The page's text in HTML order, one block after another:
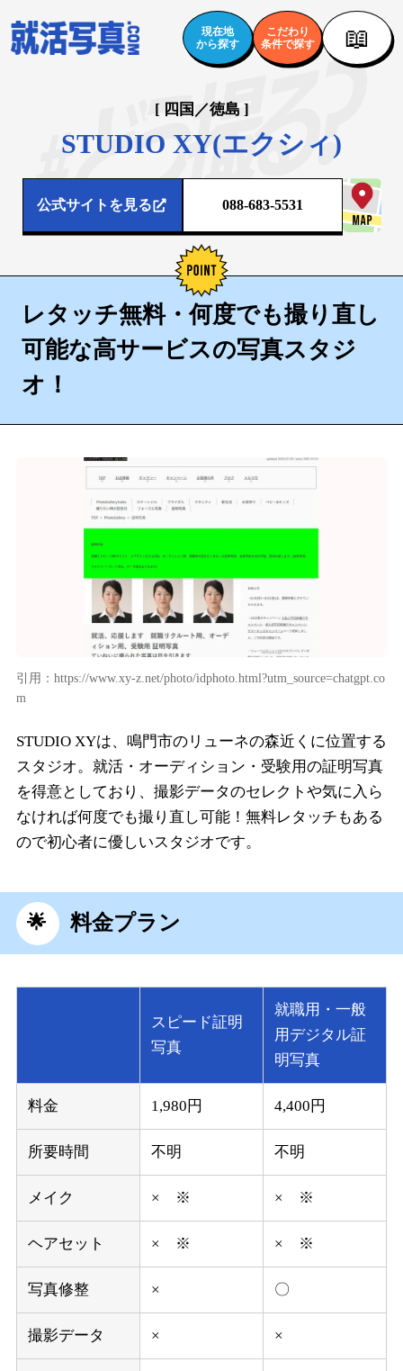
現在地
から探す
こだわり
条件で探す
📖
[ 四国／徳島 ]
STUDIO XY(エクシィ)
公式サイトを見る 088-683-5531
レタッチ無料・何度でも撮り直し
可能な高サービスの写真スタジ
オ！
引用：https://www.xy-z.net/photo/idphoto.html?utm_source=chatgpt.co
m
STUDIO XYは、鳴門市のリューネの森近くに位置する
スタジオ。就活・オーディション・受験用の証明写真
を得意としており、撮影データのセレクトや気に入ら
なければ何度でも撮り直し可能！無料レタッチもある
ので初心者に優しいスタジオです。
料金プラン
スピード証明
写真
就職用・一般
用デジタル証
明写真
料金 1,980円 4,400円
所要時間 不明 不明
メイク × ※ × ※
ヘアセット × ※ × ※
写真修整 × 〇
撮影データ × ×